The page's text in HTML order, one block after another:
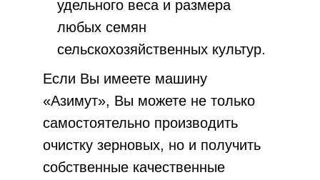
удельного веса и размера
любых семян
сельскохозяйственных культур.
Если Вы имеете машину
«Азимут», Вы можете не только
самостоятельно производить
очистку зерновых, но и получить
собственные качественные